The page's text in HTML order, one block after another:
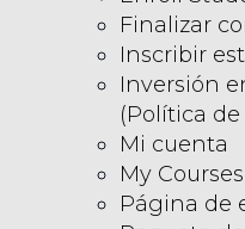
Finalizar
Inscribir
Inversión
(Política
Mi cuenta
My Courses
Página de